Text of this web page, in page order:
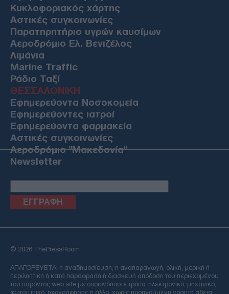
Κυκλοφοριακός χάρτης
Αστικές συγκοινωνίες
Παρατηρητήριο υγρών καυσίμων
Αεροδρόμιο Ελ. Βενιζέλος
Λιμάνια
Marine Traffic
Ράδιο Ταξί
ΘΕΣΣΑΛΟΝΙΚΗ
Εφημερεύοντα Νοσοκομεία
Εφημερεύοντες ιατροί
Εφημερεύοντα φαρμακεία
Αστικές συγκοινωνίες
Αεροδρόμιο "Μακεδονία"
Newsletter
Email
© 2026 ThePressRoom
ΑΠΑΓΟΡΕΥΕΤΑΙ η αναδημοσίευση, η αναπαραγωγή, ολική, μερική ή
περιληπτική ή κατά παράφραση ή διασκευή απόδοση του περιεχομένου
του παρόντος web site με οποιονδήποτε τρόπο, ηλεκτρονικό, μηχανικό,
φωτοτυπικό, ηχογράφησης ή άλλο, χωρίς προηγούμενη γραπτή άδεια